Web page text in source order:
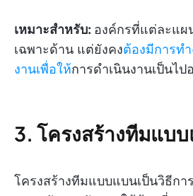
เหมาะสำหรับ: องค์กรที่แต่ละแ
เฉพาะด้าน แต่ยังคงต้องมีการท
งานเพื่อให้การดำเนินงานเป็นไ
3. โครงสร้างทีมแบ
โครงสร้างทีมแบบแบนเป็นวิธีก